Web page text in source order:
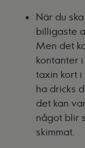
När du
billigaste
Men det
kontanter
taxin kort
ha dricks
det kan
något blir
skimmat.